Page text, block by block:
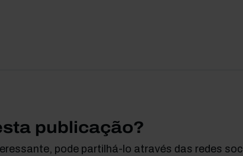
publicação?
pode partilhá-lo através das redes